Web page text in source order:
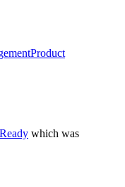
Product
Ready which was